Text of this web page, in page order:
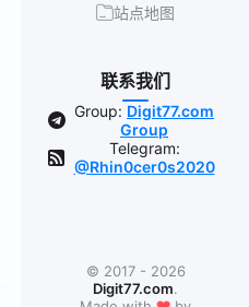
站点地图
联系我们
Group: Digit77.com
Group
Telegram:
@Rhin0cer0s2020
© 2017 - 2026
Digit77.com.